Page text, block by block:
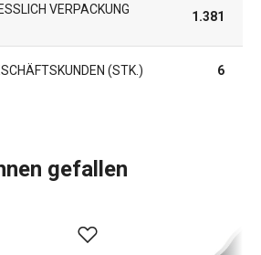
VERPACKUNG (
1.381
(STK.) 6
gefallen